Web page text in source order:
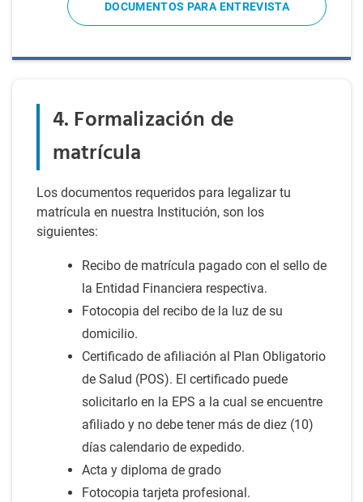
DOCUMENTOS PARA ENTREVISTA
4. Formalización de
matrícula
Los documentos requeridos para legalizar tu
matrícula en nuestra Institución, son los
siguientes:
Recibo de matrícula pagado con el sello de
la Entidad Financiera respectiva.
Fotocopia del recibo de la luz de su
domicilio.
Certificado de afiliación al Plan Obligatorio
de Salud (POS). El certificado puede
solicitarlo en la EPS a la cual se encuentre
afiliado y no debe tener más de diez (10)
días calendario de expedido.
Acta y diploma de grado
Fotocopia tarjeta profesional.